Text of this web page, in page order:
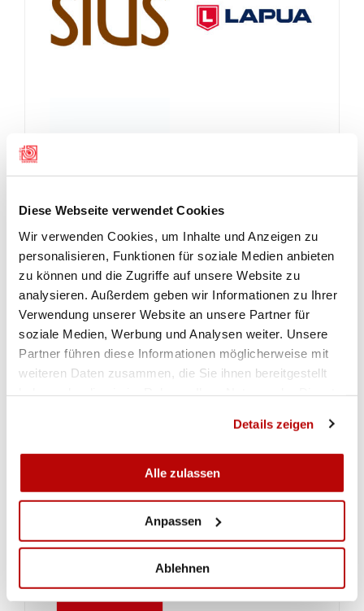
Diese Webseite verwendet Cookies
Wir verwenden Cookies, um Inhalte und Anzeigen zu
personalisieren, Funktionen für soziale Medien anbieten
zu können und die Zugriffe auf unsere Website zu
analysieren. Außerdem geben wir Informationen zu Ihrer
Verwendung unserer Website an unsere Partner für
soziale Medien, Werbung und Analysen weiter. Unsere
Partner führen diese Informationen möglicherweise mit
weiteren Daten zusammen, die Sie ihnen bereitgestellt
Details zeigen
Alle zulassen
Anpassen
Ablehnen